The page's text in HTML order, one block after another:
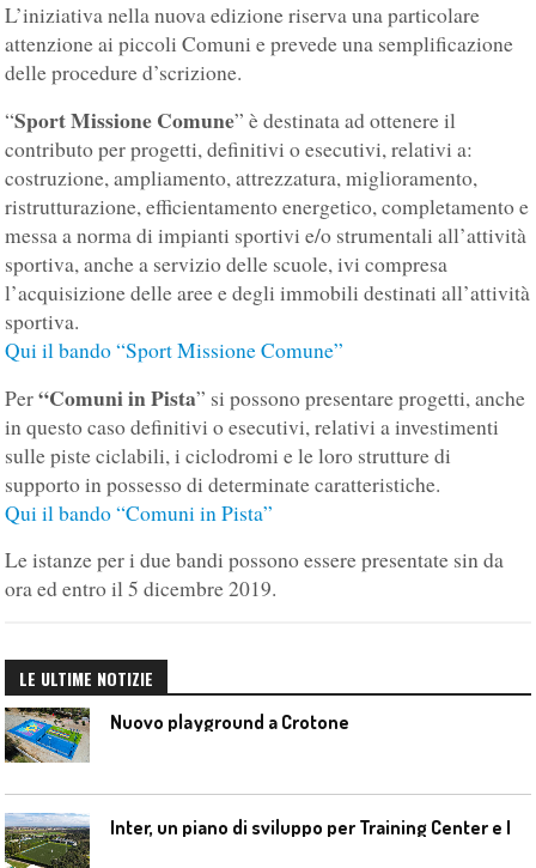
L’iniziativa nella nuova edizione riserva una particolare
attenzione ai piccoli Comuni e prevede una semplificazione
delle procedure d’scrizione.
“Sport Missione Comune” è destinata ad ottenere il
contributo per progetti, definitivi o esecutivi, relativi a:
costruzione, ampliamento, attrezzatura, miglioramento,
ristrutturazione, efficientamento energetico, completamento e
messa a norma di impianti sportivi e/o strumentali all’attività
sportiva, anche a servizio delle scuole, ivi compresa
l’acquisizione delle aree e degli immobili destinati all’attività
sportiva.
Qui il bando “Sport Missione Comune”
Per“Comuni in Pista” si possono presentare progetti, anche
in questo caso definitivi o esecutivi, relativi a investimenti
sulle piste ciclabili, i ciclodromi e le loro strutture di
supporto in possesso di determinate caratteristiche.
Qui il bando “Comuni in Pista”
Le istanze per i due bandi possono essere presentate sin da
ora ed entro il 5 dicembre 2019.
LE ULTIME NOTIZIE
Nuovo playground a Crotone